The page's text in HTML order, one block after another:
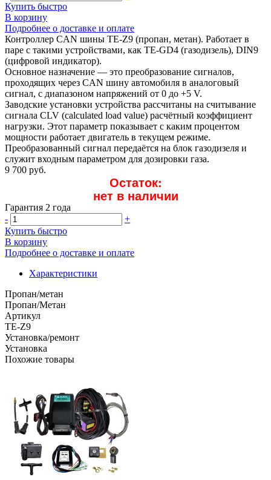
Купить быстро
В корзину
Подробнее о доставке и оплате
Контроллер CAN шины TE-Z9 (пропан, метан). Работает в
паре с такими устройствами, как TE-GD4 (газодизель), DIN9
(цифровой индикатор).
Основное назначение — это преобразование сигналов,
проходящих через CAN шину автомобиля в аналоговый
сигнал, с диапазоном напряжений от 0 до +5 V.
Заводские установки устройства рассчитаны на считывание
сигнала CLV (calculated load value) расчётный коэффициент
нагрузки. Этот параметр показывает с каким процентом
мощности работает двигатель в текущем режиме.
Преобразованный сигнал передаётся на блок газодизеля и
служит входным параметром для дозировки газа.
9 700 руб.
Остаток:
нет в наличии
Гарантия 2 года
-
+
Купить быстро
В корзину
Подробнее о доставке и оплате
Характеристики
Пропан/метан
Пропан/Метан
Артикул
TE-Z9
Установка/ремонт
Установка
Похожие товары